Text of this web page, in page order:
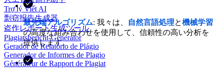
Trợ lý Viết AI
剽窃报告生成器
盗作レポート生成ツール
Plagiatsbericht-Generator
Gerador de Relatório de Plágio
Generador de Informes de Plagio
Générateur de Rapport de Plagiat
最先端アルゴリズム: 我々は、 自然言語処理と機械学習
の高度な組み合わせを使用して、信頼性の高い分析を
提供します。